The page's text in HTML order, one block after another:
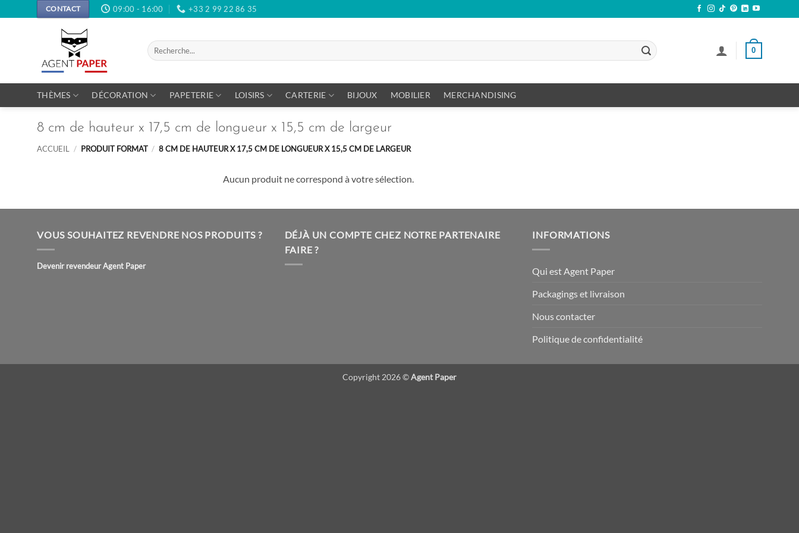
au
CONTACT 09:00 - 16:00 +33 2 99 22 86 35
Recherche
pour :
0
THÈMES DÉCORATION PAPETERIE LOISIRS CARTERIE BIJOUX MOBILIER MERCHANDISING
8 cm de hauteur x 17,5 cm de longueur x 15,5 cm de largeur
ACCUEIL / PRODUIT FORMAT / 8 CM DE HAUTEUR X 17,5 CM DE LONGUEUR X 15,5 CM DE LARGEUR
Aucun produit ne correspond à votre sélection.
VOUS SOUHAITEZ REVENDRE NOS PRODUITS ?
Devenir revendeur Agent Paper
DÉJÀ UN COMPTE CHEZ NOTRE PARTENAIRE
FAIRE ?
INFORMATIONS
Qui est Agent Paper
Packagings et livraison
Nous contacter
Politique de confidentialité
Copyright 2026 ©Agent Paper